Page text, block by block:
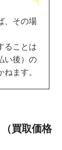
、その場
ることは
い後）の
ます。
買取価格